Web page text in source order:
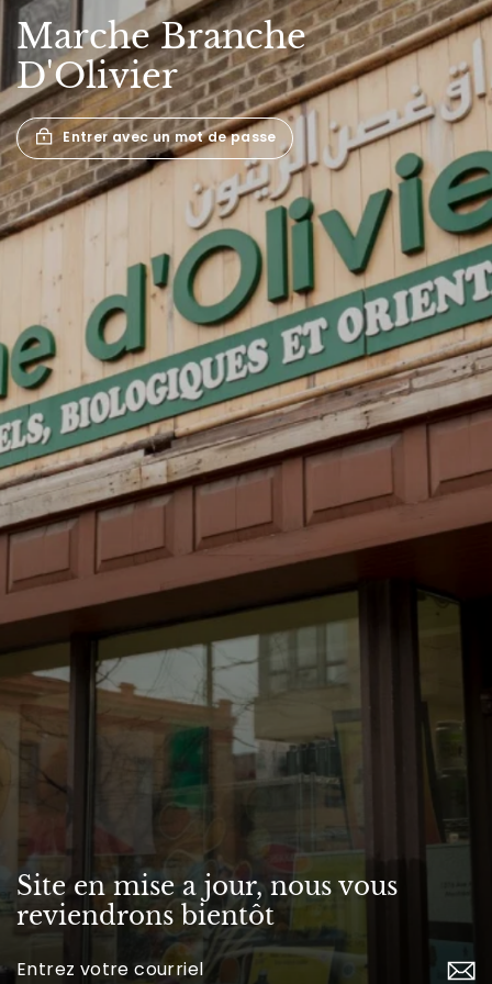
MarcheBranche
D'Olivier
Entrer avec un mot de passe
Site en mise a jour, nous vous
reviendrons bientôt
Inscrivez-